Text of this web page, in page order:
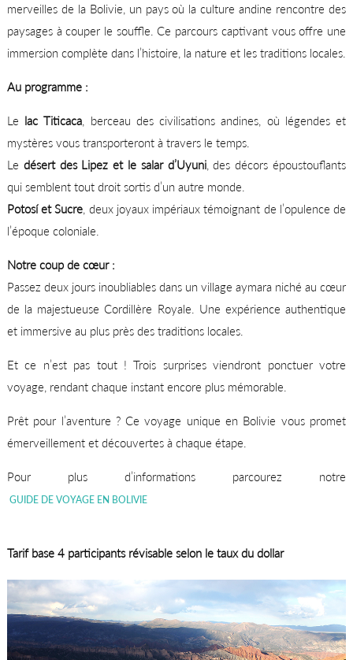
merveilles de la Bolivie, un pays où la culture andine rencontre des
paysages à couper le souffle. Ce parcours captivant vous offre une
immersion complète dans l’histoire, la nature et les traditions locales.
Au programme :
Le lac Titicaca , berceau des civilisations andines, où légendes et
mystères vous transporteront à travers le temps.
Le désert des Lipez et le salar d’Uyuni, des décors époustouflants
qui semblent tout droit sortis d’un autre monde.
Potosí et Sucre , deux joyaux impériaux témoignant de l’opulence de
l’époque coloniale.
Notre coup de cœur :
Passez deux jours inoubliables dans un village aymara niché au cœur
de la majestueuse Cordillère Royale. Une expérience authentique
et immersive au plus près des traditions locales.
Et ce n’est pas tout ! Trois surprises viendront ponctuer votre
voyage, rendant chaque instant encore plus mémorable.
Prêt pour l’aventure ? Ce voyage unique en Bolivie vous promet
émerveillement et découvertes à chaque étape.
Pour plus d’informations parcourez notre
GUIDE DE VOYAGE EN BOLIVIE
Tarif base 4 participants révisable selon le taux du dollar